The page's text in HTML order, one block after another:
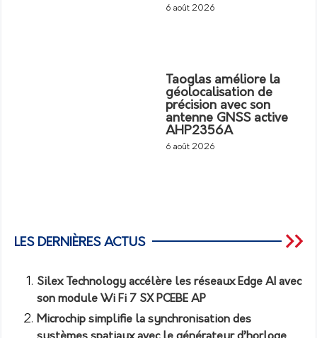
6 août 2026
Taoglas améliore la
géolocalisation de
précision avec son
antenne GNSS active
AHP2356A
6 août 2026
LES DERNIÈRES ACTUS
Silex Technology accélère les réseaux Edge AI avec
son module Wi Fi 7 SX PCEBE AP
Microchip simplifie la synchronisation des